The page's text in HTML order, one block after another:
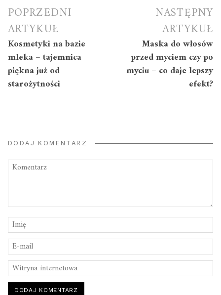
Nawigacja
wpisu
POPRZEDNI
ARTYKUŁ
Kosmetyki na bazie
mleka – tajemnica
piękna już od
starożytności
NASTĘPNY
ARTYKUŁ
Maska do włosów
przed myciem czy po
myciu – co daje lepszy
efekt?
DODAJ KOMENTARZ